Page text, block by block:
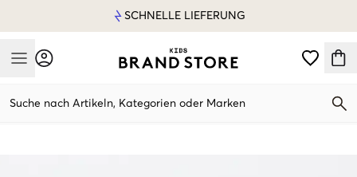
SCHNELLE LIEFERUNG
Mobile Menu
Suche nach Artikeln, Kategorien oder Marken